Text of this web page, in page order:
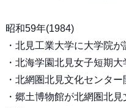
昭和59年(1984)
・北見工業大学に
・北海学園北見
・北網圏北見文
・郷土博物館が北網圏北